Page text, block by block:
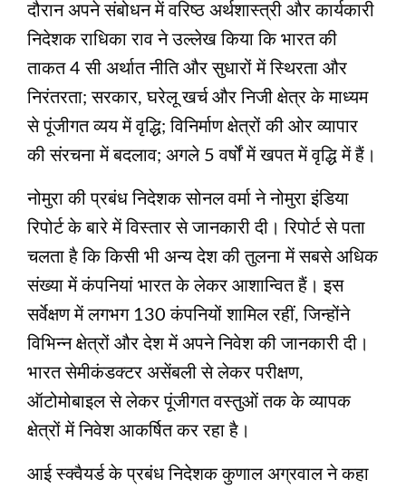
दौरान अपने संबोधन में वरिष्ठ अर्थशास्त्री और कार्यकारी
निदेशक राधिका राव ने उल्लेख किया कि भारत की
ताकत 4 सी अर्थात नीति और सुधारों में स्थिरता और
निरंतरता; सरकार, घरेलू खर्च और निजी क्षेत्र के माध्यम
से पूंजीगत व्यय में वृद्धि; विनिर्माण क्षेत्रों की ओर व्यापार
की संरचना में बदलाव; अगले 5 वर्षों में खपत में वृद्धि में हैं।
नोमुरा की प्रबंध निदेशक सोनल वर्मा ने नोमुरा इंडिया
रिपोर्ट के बारे में विस्तार से जानकारी दी। रिपोर्ट से पता
चलता है कि किसी भी अन्य देश की तुलना में सबसे अधिक
संख्या में कंपनियां भारत के लेकर आशान्वित हैं। इस
सर्वेक्षण में लगभग 130 कंपनियों शामिल रहीं, जिन्होंने
विभिन्न क्षेत्रों और देश में अपने निवेश की जानकारी दी।
भारत सेमीकंडक्टर असेंबली से लेकर परीक्षण,
ऑटोमोबाइल से लेकर पूंजीगत वस्तुओं तक के व्यापक
क्षेत्रों में निवेश आकर्षित कर रहा है।
आई स्क्वैयर्ड के प्रबंध निदेशक कुणाल अग्रवाल ने कहा